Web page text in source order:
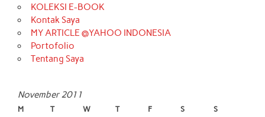
KOLEKSI E-BOOK
Kontak Saya
MY ARTICLE @YAHOO INDONESIA
Portofolio
Tentang Saya
November 2011
M T W T F S S